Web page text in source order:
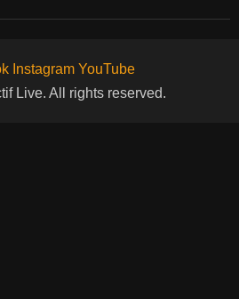
Instagram YouTube
Live. All rights reserved.